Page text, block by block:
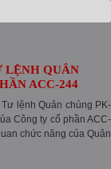
LỆNH QUÂN
ACC-244
lệnh Quân chủng PK-
Công ty cổ phần ACC-
chức năng của Quân